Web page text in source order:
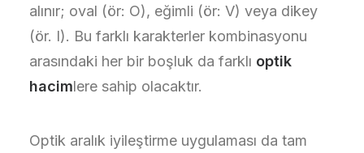
alınır; oval (ör: O), eğimli (ör: V) veya dikey
(ör. I). Bu farklı karakterler kombinasyonu
arasındaki her bir boşluk da farklı optik
hacimlere sahip olacaktır.
Optik aralık iyileştirme uygulaması da tam